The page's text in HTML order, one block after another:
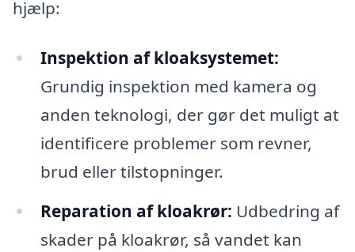
hjælp:
Inspektion af kloaksystemet:
Grundig inspektion med kamera og
anden teknologi, der gør det muligt at
identificere problemer som revner,
brud eller tilstopninger.
Reparation af kloakrør: Udbedring af
skader på kloakrør, så vandet kan